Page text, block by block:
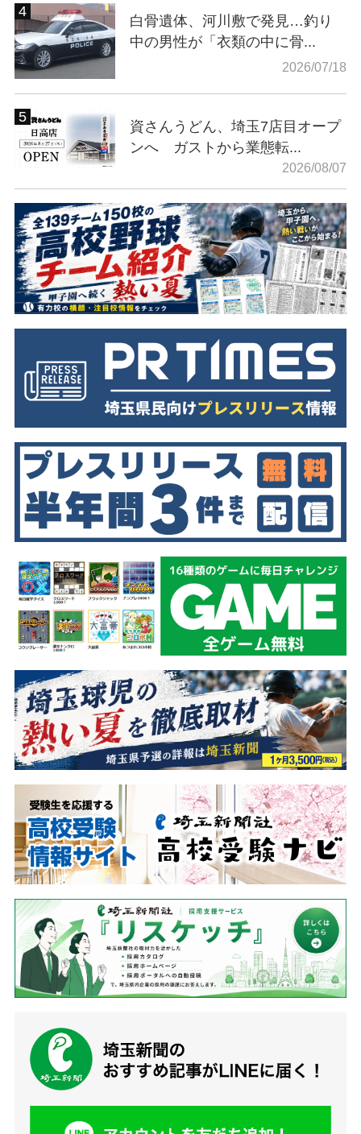
白骨遺体、河川敷で発見…釣り
中の男性が「衣類の中に骨...
2026/07/18
資さんうどん、埼玉7店目オープ
ンへ ガストから業態転...
2026/08/07